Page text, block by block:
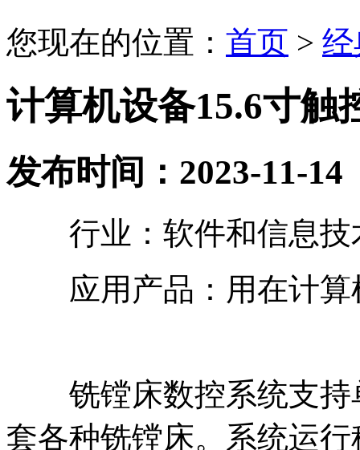
您现在的位置： 首页 >
计算机设备15.6寸触
发布时间：2023-11-14
行业：软件和信息技
应用产品：用在计算
铣镗床数控系统支持
套各种铣镗床。系统运